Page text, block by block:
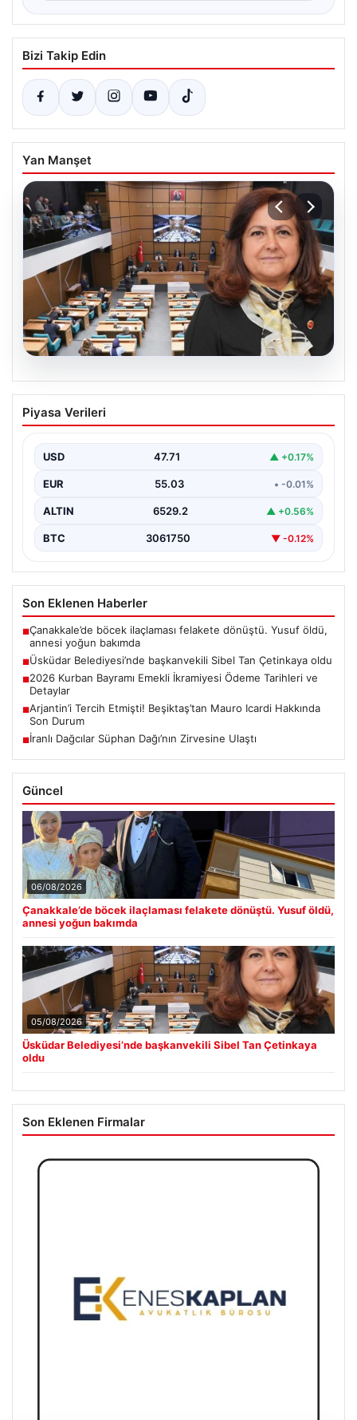
Bizi Takip Edin
Yan Manşet
05.08.2026
Üsküdar Belediyesi’nde başkanvekili
Sibel Tan Çetinkaya oldu
Piyasa Verileri
USD 47.71 ▲ +0.17%
EUR 55.03 • -0.01%
ALTIN 6529.2 ▲ +0.56%
BTC 3061750 ▼ -0.12%
Son Eklenen Haberler
■Çanakkale’de böcek ilaçlaması felakete dönüştü. Yusuf öldü,
annesi yoğun bakımda
■Üsküdar Belediyesi’nde başkanvekili Sibel Tan Çetinkaya oldu
■2026 Kurban Bayramı Emekli İkramiyesi Ödeme Tarihleri ve
Detaylar
■Arjantin’i Tercih Etmişti! Beşiktaş’tan Mauro Icardi Hakkında
Son Durum
■İranlı Dağcılar Süphan Dağı’nın Zirvesine Ulaştı
Güncel
06/08/2026
Çanakkale’de böcek ilaçlaması felakete dönüştü. Yusuf öldü,
annesi yoğun bakımda
05/08/2026
Üsküdar Belediyesi’nde başkanvekili Sibel Tan Çetinkaya
oldu
Son Eklenen Firmalar